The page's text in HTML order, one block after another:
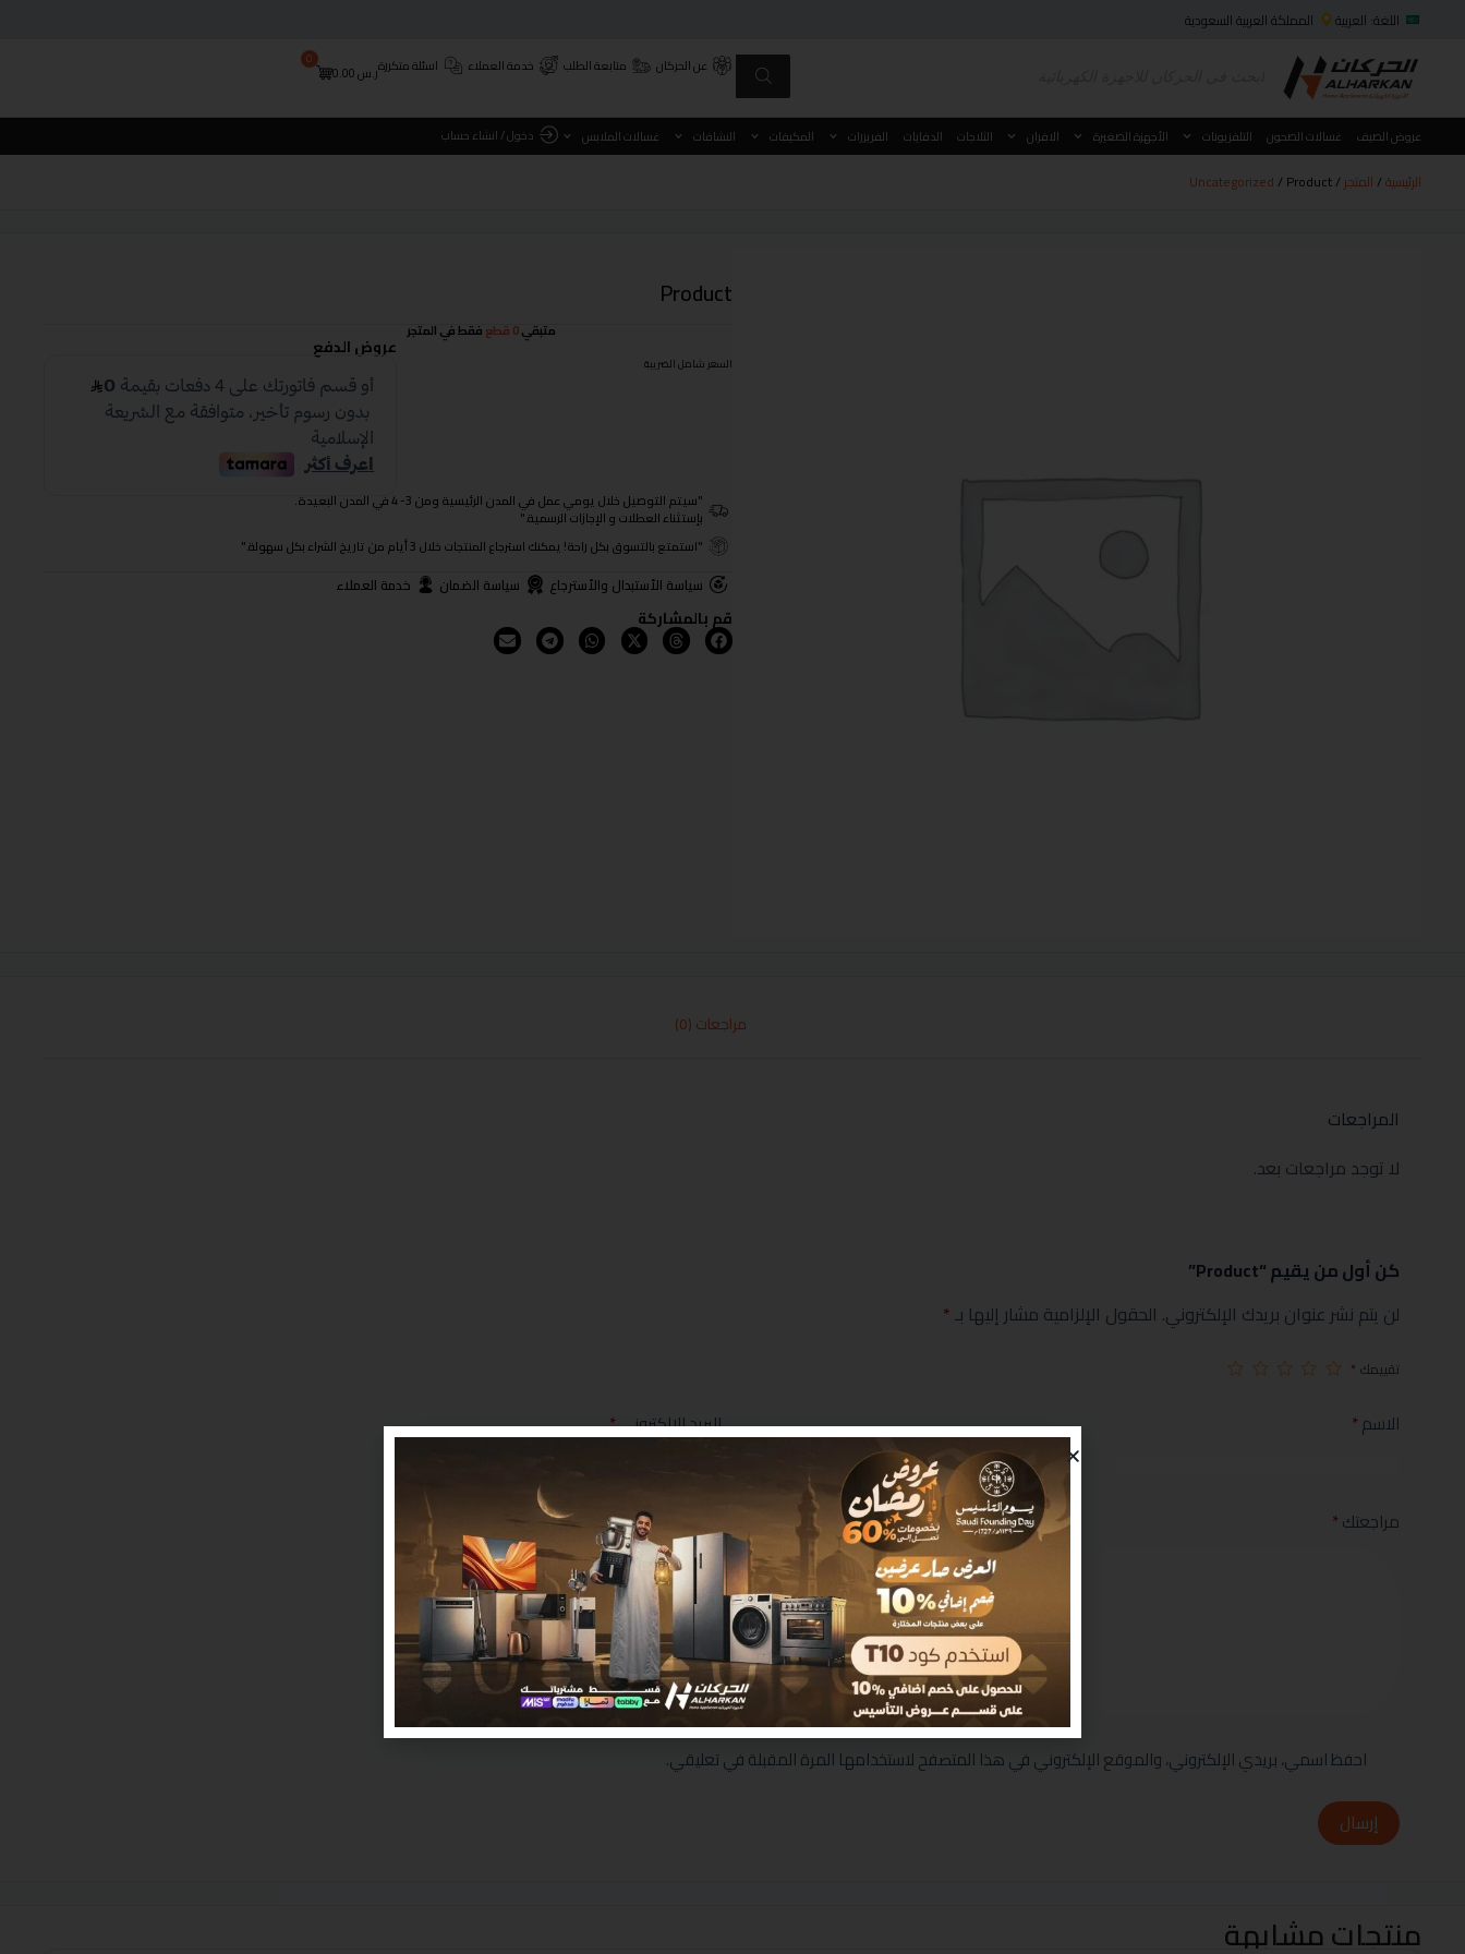
اللغة: العربية المملكة العربية السعودية
عن الحركان متابعة الطلب خدمة العملاء اسئلة متكررةر.س0.00
0
عروض الصيف غسالات الصحون التلفزيونات الأجهزة الصغيرة الافران الثلاجات الدفايات الفريزرات المكيفات النشافات غسالات الملابس دخول / انشاء حساب
الرئيسية/ المتجر /
Uncategorized / Product
Product
السعر شامل الضريبة
متبقي0 قطع فقط في المتجر
عروض الدفع
"سيتم التوصيل خلال يومي عمل في المدن الرئيسية ومن 3- 4 في المدن البعيدة.
بإستثناء العطلات و الإجازات الرسمية."
"استمتع بالتسوق بكل راحة! يمكنك استرجاع المنتجات خلال 3 أيام من تاريخ الشراء بكل سهولة."
سياسة الأستبدال والأسترجاع سياسة الضمان خدمة العملاء
قم بالمشاركة
مراجعات (0)
المراجعات
لا توجد مراجعات بعد.
كن أول من يقيم “Product”
لن يتم نشر عنوان بريدك الإلكتروني. الحقول الإلزامية مشار إليها بـ*
تقييمك *
الاسم* البريد الإلكتروني*
مراجعتك*
احفظ اسمي، بريدي الإلكتروني، والموقع الإلكتروني في هذا المتصفح لاستخدامها المرة المقبلة في تعليقي.
إرسال
منتجات مشابهة